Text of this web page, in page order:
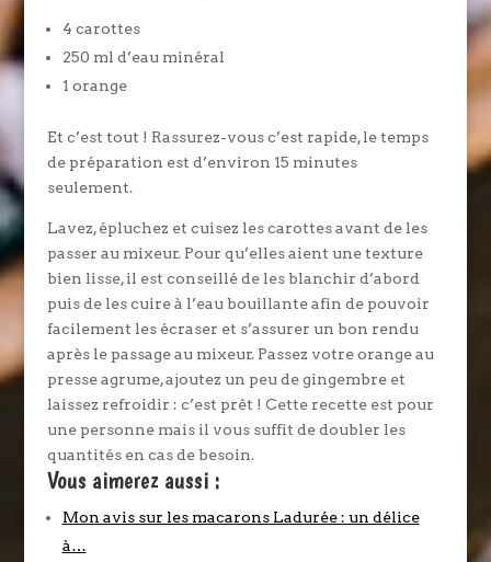
4 carottes
250 ml d’eau minéral
1 orange
Et c’est tout ! Rassurez-vous c’est rapide, le temps
de préparation est d’environ 15 minutes
seulement.
Lavez, épluchez et cuisez les carottes avant de les
passer au mixeur. Pour qu’elles aient une texture
bien lisse, il est conseillé de les blanchir d’abord
puis de les cuire à l’eau bouillante afin de pouvoir
facilement les écraser et s’assurer un bon rendu
après le passage au mixeur. Passez votre orange au
presse agrume, ajoutez un peu de gingembre et
laissez refroidir : c’est prêt ! Cette recette est pour
une personne mais il vous suffit de doubler les
quantités en cas de besoin.
Vous aimerez aussi :
Mon avis sur les macarons Ladurée : un délice
à…